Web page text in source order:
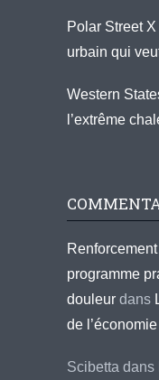
Polar Street
urbain qui
Western
l’extrême
programme
douleur dans
de
Scibetta dans